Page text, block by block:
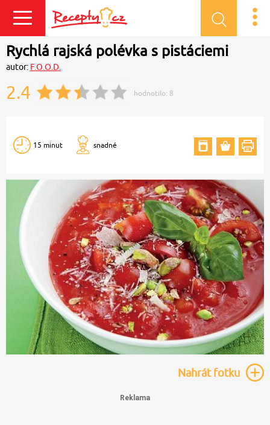
Přihlásit se
Rychlá rajská polévka s pistáciemi
autor: F.O.O.D.
2.4 hodnotilo: 8
15 minut snadné
Nahrátfotku